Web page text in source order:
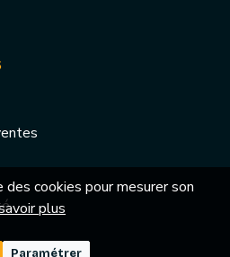
cookies pour mesurer son
plus
Paramétrer